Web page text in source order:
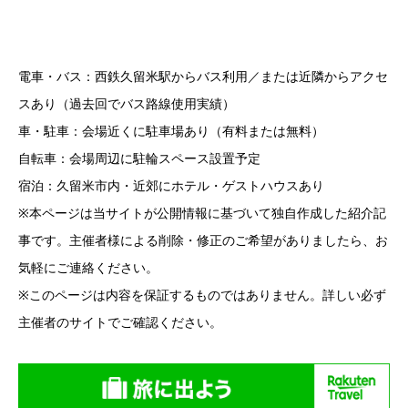
電車・バス：西鉄久留米駅からバス利用／または近隣からアクセ
スあり（過去回でバス路線使用実績）
車・駐車：会場近くに駐車場あり（有料または無料）
自転車：会場周辺に駐輪スペース設置予定
宿泊：久留米市内・近郊にホテル・ゲストハウスあり
※本ページは当サイトが公開情報に基づいて独自作成した紹介記
事です。主催者様による削除・修正のご希望がありましたら、お
気軽にご連絡ください。
※このページは内容を保証するものではありません。詳しい必ず
主催者のサイトでご確認ください。